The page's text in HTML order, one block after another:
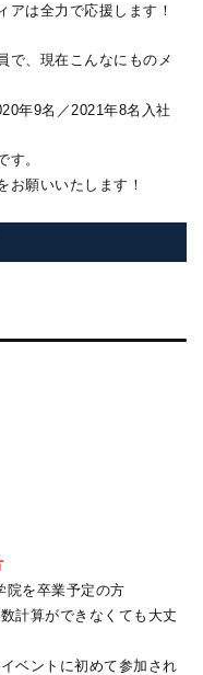
アは全力で応援します！
で、現在こんなにものメ
年9名／2021年8名入社
す。
お願いいたします！
院を卒業予定の方
計算ができなくても大丈
イベントに初めて参加され